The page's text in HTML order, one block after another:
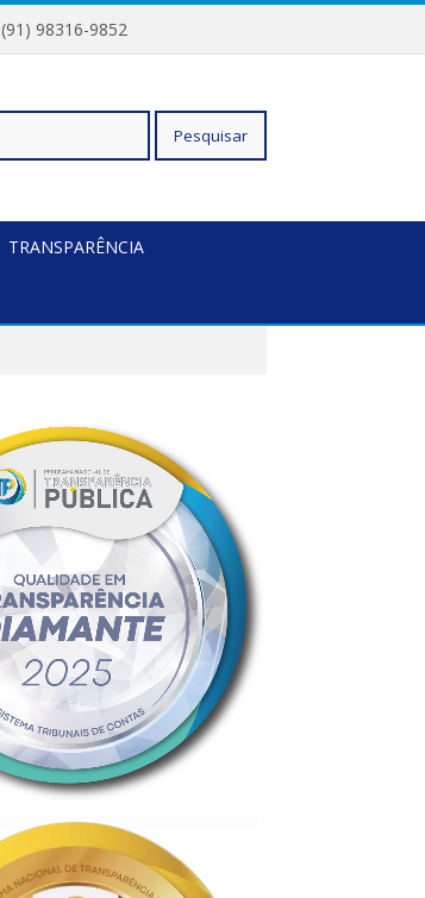
(91) 98316-9852
TRANSPARÊNCIA